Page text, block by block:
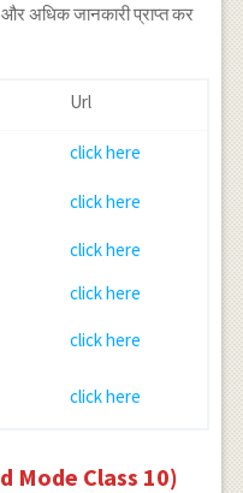
अधिक जानकारी प्राप्त कर
Url
click here
click here
click here
click here
click here
click here
Mode Class 10)